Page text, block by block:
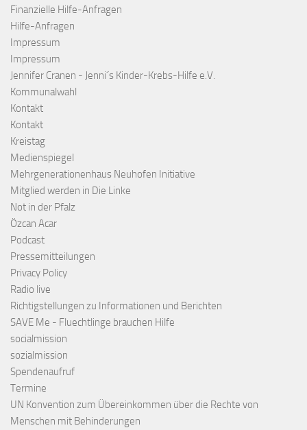
Finanzielle Hilfe-Anfragen
Hilfe-Anfragen
Impressum
Impressum
Jennifer Cranen - Jenni´s Kinder-Krebs-Hilfe e.V.
Kommunalwahl
Kontakt
Kontakt
Kreistag
Medienspiegel
Mehrgenerationenhaus Neuhofen Initiative
Mitglied werden in Die Linke
Not in der Pfalz
Özcan Acar
Podcast
Pressemitteilungen
Privacy Policy
Radio live
Richtigstellungen zu Informationen und Berichten
SAVE Me - Fluechtlinge brauchen Hilfe
socialmission
sozialmission
Spendenaufruf
Termine
UN Konvention zum Übereinkommen über die Rechte von
Menschen mit Behinderungen